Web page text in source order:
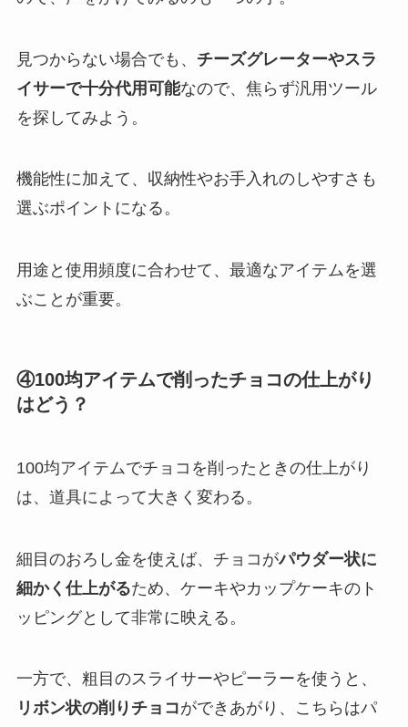
見つからない場合でも、 チーズグレーターやスラ
イサーで十分代用可能なので、焦らず汎用ツール
を探してみよう。
機能性に加えて、収納性やお手入れのしやすさも
選ぶポイントになる。
用途と使用頻度に合わせて、最適なアイテムを選
ぶことが重要。
④100均アイテムで削ったチョコの仕上がり
はどう？
100均アイテムでチョコを削ったときの仕上がり
は、道具によって大きく変わる。
細目のおろし金を使えば、チョコがパウダー状に
細かく仕上がるため、ケーキやカップケーキのト
ッピングとして非常に映える。
一方で、粗目のスライサーやピーラーを使うと、
リボン状の削りチョコができあがり、こちらはパ